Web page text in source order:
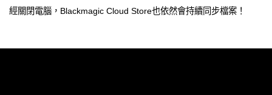
經關閉電腦，Blackmagic Cloud Store也依然會持續同步檔案！